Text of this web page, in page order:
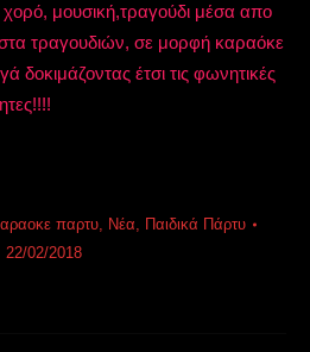
μουσική,τραγούδι μέσα απο
τραγουδιών, σε μορφή καραόκε
δοκιμάζοντας έτσι τις φωνητικές
παρτυ, Νέα, Παιδικά Πάρτυ
22/02/2018